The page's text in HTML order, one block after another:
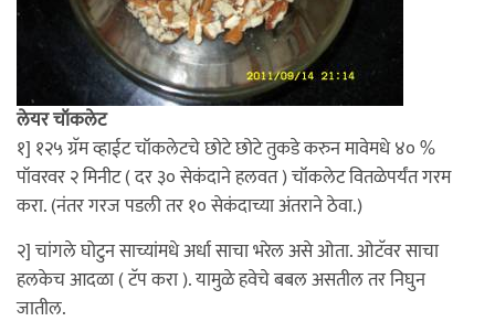
लेयर चॉकलेट
१] १२५ ग्रॅम व्हाईट चॉकलेटचे छोटे छोटे तुकडे करुन मावेमधे ४० %
पॉवरवर २ मिनीट ( दर ३० सेकंदाने हलवत ) चॉकलेट वितळेपर्यंत गरम
करा. (नंतर गरज पडली तर १० सेकंदाच्या अंतराने ठेवा.)
२] चांगले घोटुन साच्यांमधे अर्धा साचा भरेल असे ओता. ओटॅवर साचा
हलकेच आदळा ( टॅप करा ). यामुळे हवेचे बबल असतील तर निघुन
जातील.